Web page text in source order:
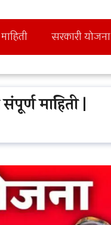
सरकारी योजना
माहिती |